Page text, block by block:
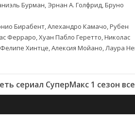
Бурман, Эрнан А. Голфрид, Бруно
Бирабент, Алехандро Камачо, Рубен
Ферраро, Хуан Пабло Геретто, Николас
Хинтце, Алексия Мойано, Лаура
сериал СуперМакс 1 сезон